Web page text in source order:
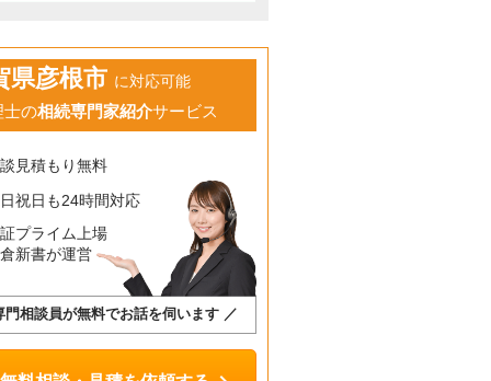
県彦根市 に対応可能
士の相続専門家紹介サービス
見積もり無料
祝日も24時間対応
プライム上場
新書が運営
門相談員が無料でお話を伺います ／